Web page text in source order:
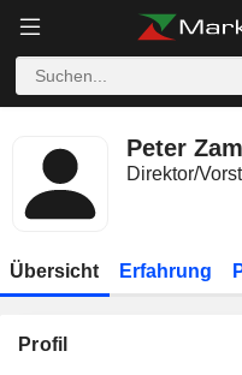
Peter
Direktor/
Übersicht Erfahrung
Profil